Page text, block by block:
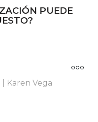
PUEDE
Karen Vega